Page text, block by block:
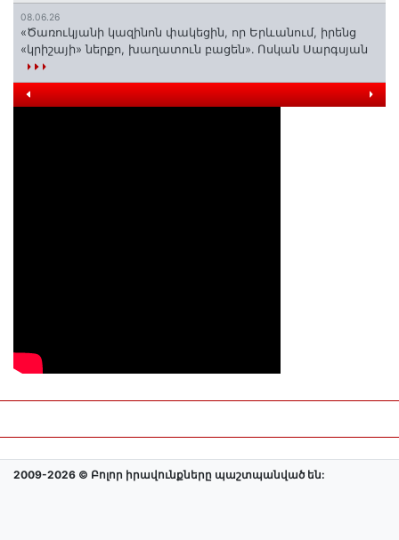
08.06.26
«Ծառուկյանի կազինոն փակեցին, որ Երևանում, իրենց
«կրիշայի» ներքո, խաղատուն բացեն»․ Ոսկան Սարգսյան
2009-2026 © Բոլոր իրավունքները պաշտպանված են: